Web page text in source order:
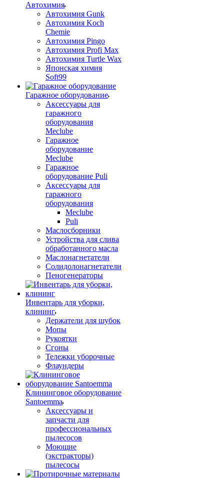
Автохимия
Автохимия Gunk
Автохимия Koch
Chemie
Автохимия Pingo
Автохимия Profi Max
Автохимия Turtle Wax
Японская химия
Soft99
Гаражное оборудование
Аксессуары для
гаражного
оборудования
Meclube
Гаражное
оборудование
Meclube
Гаражное
оборудование Puli
Аксессуары для
гаражного
оборудования
Meclube
Puli
Маслосборники
Устройства для слива
обработанного масла
Маслонагнетатели
Солидолонагнетатели
Пеногенераторы
Инвентарь для уборки,
клининг
Держатели для шубок
Мопы
Рукоятки
Сгоны
Тележки уборочные
Флаундеры
Клининговое оборудование
Santoemma
Аксессуары и
запчасти для
профессиональных
пылесосов
Моющие
(экстракторы)
пылесосы